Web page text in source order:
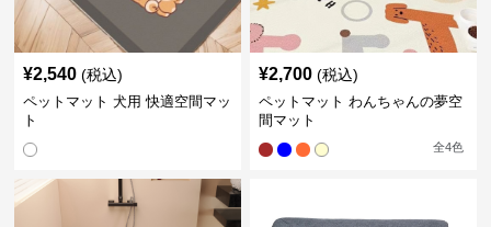
¥2,540 (税込)
ペットマット 犬用 快適空間マッ
ト
¥2,700 (税込)
ペットマット わんちゃんの夢空
間マット
全4色